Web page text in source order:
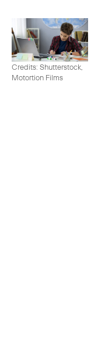
Credits: Shutterstock,
Motortion Films